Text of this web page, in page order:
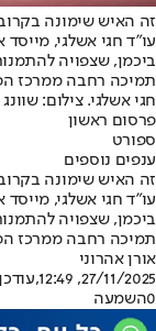
זה האיש שימונה
עו"ד חגי אשלגי,
ביכמן, שצפויה
תמיכה רחבה ממרכז
חגי אשלגי. צילום: שוונג
פרסום ראשון
ספורט
ענפים נוספים
זה האיש שימונה
עו"ד חגי אשלגי,
ביכמן, שצפויה
תמיכה רחבה ממרכז
אורן אהרוני
27/11/2025, 12:49
0השמעה